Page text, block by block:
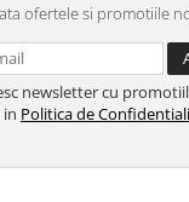
ofertele si promotiile
newsletter cu
Politica de